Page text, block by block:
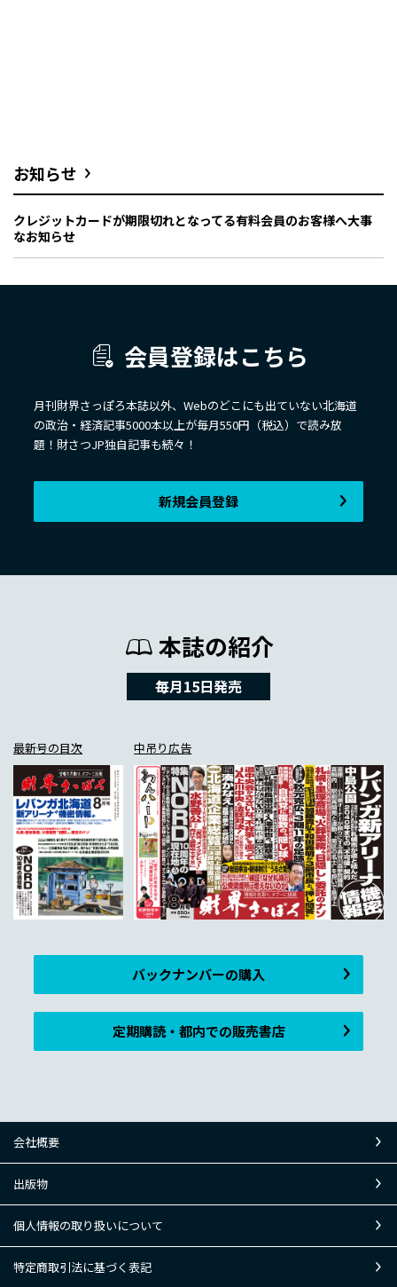
お知らせ
クレジットカードが期限切れとなってる有料会員のお客様へ大事
なお知らせ
会員登録はこちら
月刊財界さっぽろ本誌以外、Webのどこにも出ていない北海道
の政治・経済記事5000本以上が毎月550円（税込）で読み放
題！財さつJP独自記事も続々！
新規会員登録
本誌の紹介
毎月15日発売
最新号の目次 中吊り広告
バックナンバーの購入
定期購読・都内での販売書店
会社概要
出版物
個人情報の取り扱いについて
特定商取引法に基づく表記